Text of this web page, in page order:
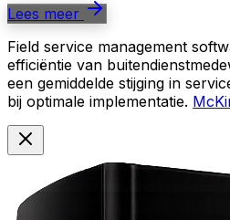
Lees meer
Field service management
efficiëntie van
een gemiddelde stijging in
bij optimale implementatie.